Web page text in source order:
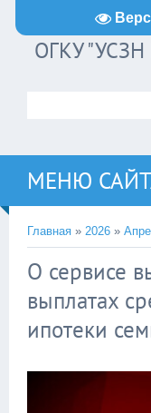
ОГКУ
МЕНЮ
Главная » 2026 »
О сервисе
выплатах
ипотеки